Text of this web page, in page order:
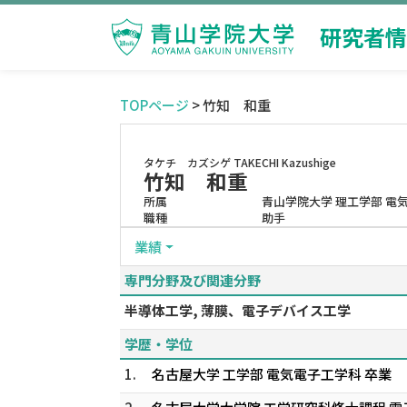
研究者
TOPページ > 竹知 和重
タケチ カズシゲ TAKECHI Kazushige
竹知 和重
所属
青山学院大学 理工学部 電
職種
助手
業績
専門分野及び関連分野
半導体工学, 薄膜、電子デバイス工学
学歴・学位
1.
名古屋大学 工学部 電気電子工学科 卒業